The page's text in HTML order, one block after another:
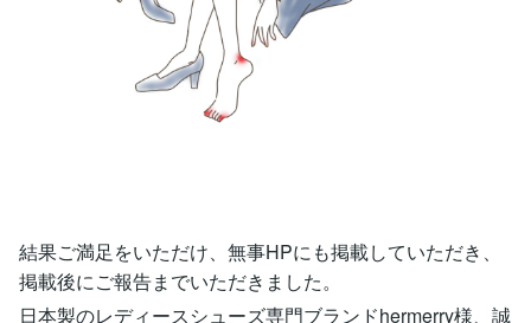
結果ご満足をいただけ、無事HPにも掲載していただき、
掲載後にご報告までいただきました。
日本製のレディースシューズ専門ブランドhermerry様、誠